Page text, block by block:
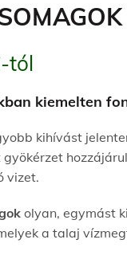
-tól
kiemelten
kihívást
vizet.
olyan, egymást
a talaj